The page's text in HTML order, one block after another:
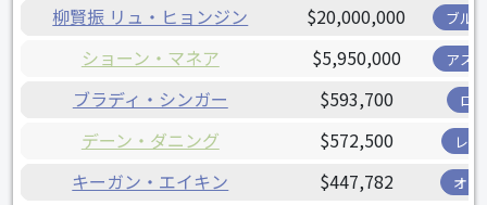
柳賢振 リュ・ヒョンジン $20,000,000 ブル
ショーン・マネア $5,950,000 アス
ブラディ・シンガー $593,700 ロ
デーン・ダニング $572,500 レ
キーガン・エイキン $447,782 オリ